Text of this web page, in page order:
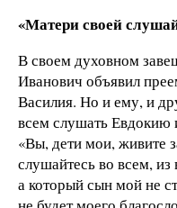
«Матери своей
В своем духовном
Иванович объявил
Василия. Но и ему, и
всем слушать Евдокию
«Вы, дети мои, живите
слушайтесь во всем,
а который сын мой не